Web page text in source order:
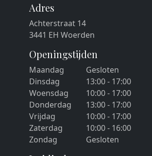
Adres
Achterstraat 14
3441 EH Woerden
Openingstijden
Maandag
Gesloten
Dinsdag
13:00 - 17:00
Woensdag
10:00 - 17:00
Donderdag
13:00 - 17:00
Vrijdag
10:00 - 17:00
Zaterdag
10:00 - 16:00
Zondag
Gesloten